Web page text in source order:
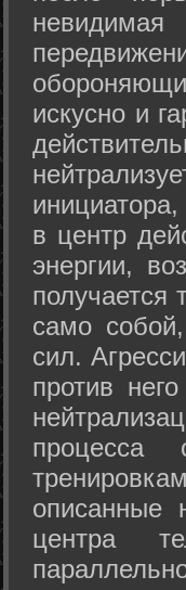
искусно и
в центр
энергии,
получается
само
сил.
против
процесса
описанные
центра